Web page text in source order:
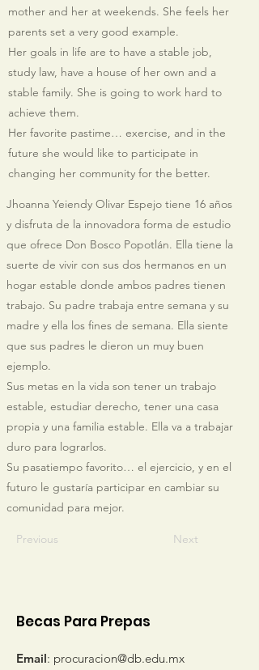
mother and her at weekends. She feels her
parents set a very good example.
Her goals in life are to have a stable job,
study law, have a house of her own and a
stable family. She is going to work hard to
achieve them.
Her favorite pastime… exercise, and in the
future she would like to participate in
changing her community for the better.
Jhoanna Yeiendy Olivar Espejo tiene 16 años
y disfruta de la innovadora forma de estudio
que ofrece Don Bosco Popotlán. Ella tiene la
suerte de vivir con sus dos hermanos en un
hogar estable donde ambos padres tienen
trabajo. Su padre trabaja entre semana y su
madre y ella los fines de semana. Ella siente
que sus padres le dieron un muy buen
ejemplo.
Sus metas en la vida son tener un trabajo
estable, estudiar derecho, tener una casa
propia y una familia estable. Ella va a trabajar
duro para lograrlos.
Su pasatiempo favorito… el ejercicio, y en el
futuro le gustaría participar en cambiar su
comunidad para mejor.
Previous Next
Becas Para Prepas
Email: procuracion@db.edu.mx